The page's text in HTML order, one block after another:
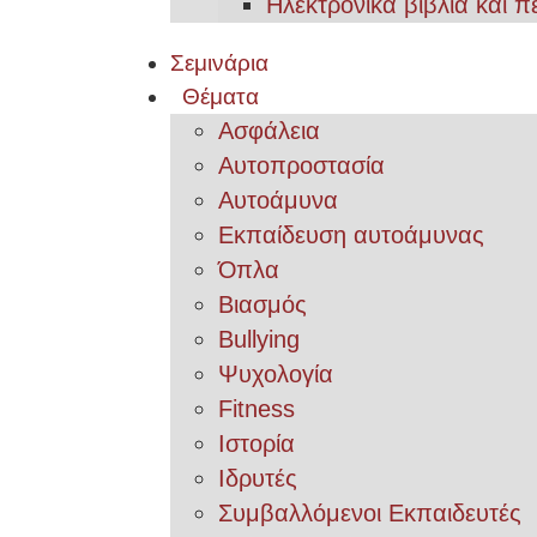
Σεμινάρια
Θέματα
Ασφάλεια
Αυτοπροστασία
Αυτοάμυνα
Εκπαίδευση αυτοάμυνας
Όπλα
Βιασμός
Bullying
Ψυχολογία
Fitness
Ιστορία
Ιδρυτές
Συμβαλλόμενοι Εκπαιδευτές